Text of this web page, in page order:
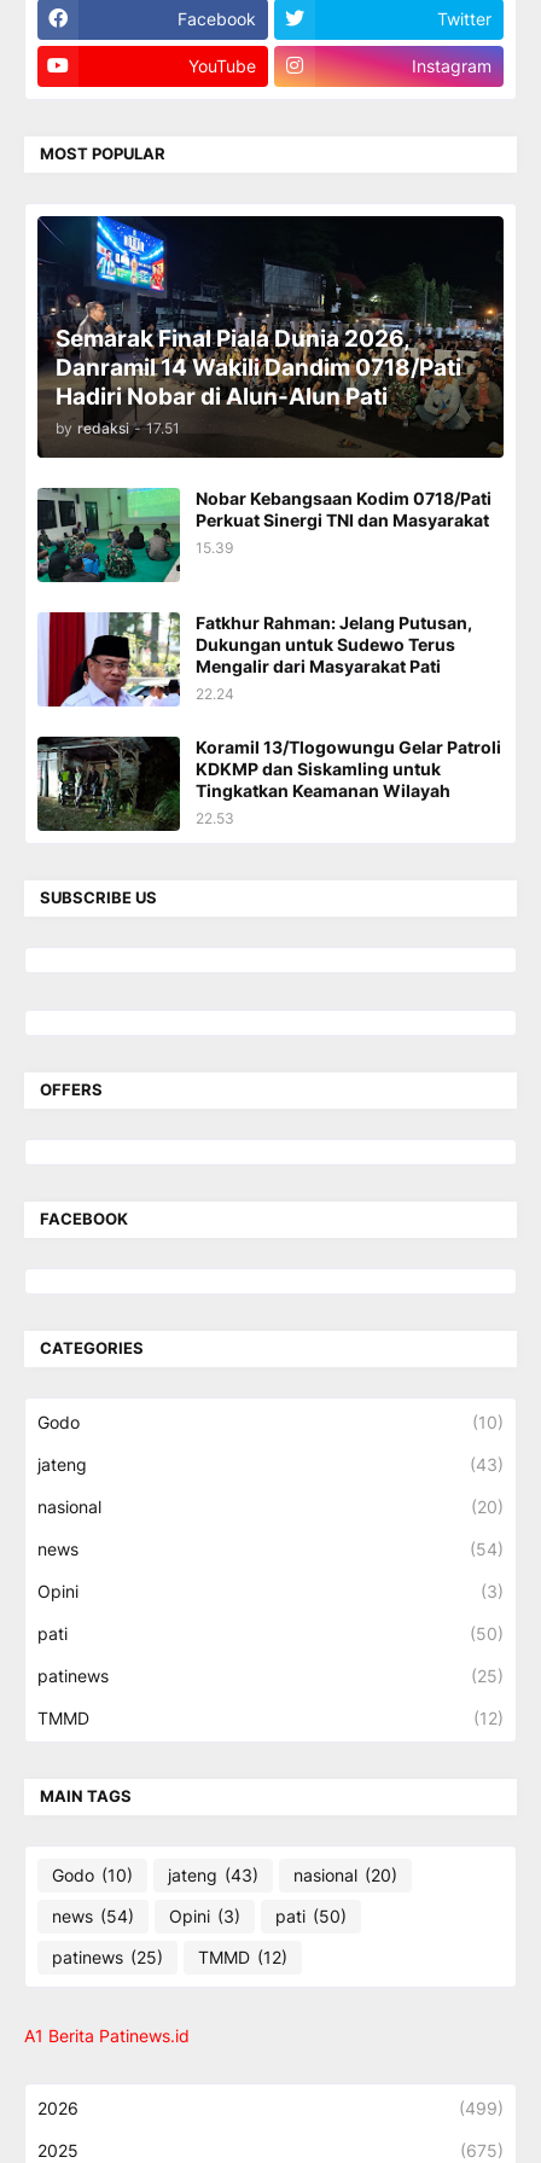
Facebook Twitter
YouTube Instagram
MOST POPULAR
Semarak Final Piala Dunia 2026,
Danramil 14 Wakili Dandim 0718/Pati
Hadiri Nobar di Alun-Alun Pati
by redaksi - 17.51
Nobar Kebangsaan Kodim 0718/Pati
Perkuat Sinergi TNI dan Masyarakat
15.39
Fatkhur Rahman: Jelang Putusan,
Dukungan untuk Sudewo Terus
Mengalir dari Masyarakat Pati
22.24
Koramil 13/Tlogowungu Gelar Patroli
KDKMP dan Siskamling untuk
Tingkatkan Keamanan Wilayah
22.53
SUBSCRIBE US
OFFERS
FACEBOOK
CATEGORIES
Godo (10)
jateng (43)
nasional (20)
news (54)
Opini (3)
pati (50)
patinews (25)
TMMD (12)
MAIN TAGS
Godo (10) jateng (43) nasional (20)
news (54) Opini (3) pati (50)
patinews (25) TMMD (12)
A1 Berita Patinews.id
2026 (499)
2025 (675)